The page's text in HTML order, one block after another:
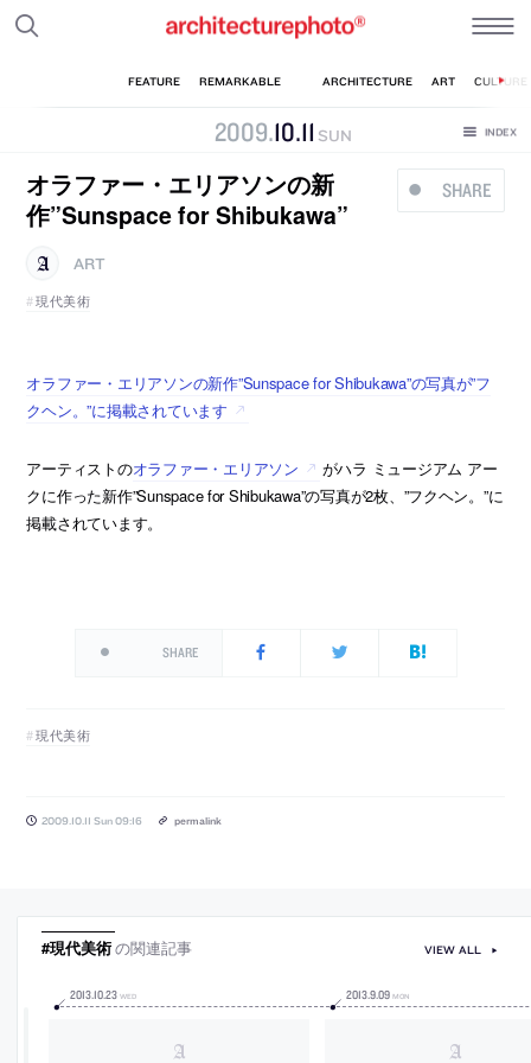
2009.10.11 SUN
SHARE
オラファー・エリアソンの新
作”Sunspace for Shibukawa”
ART
現代美術
オラファー・エリアソンの新作”Sunspace for Shibukawa”の写真が”フ
クヘン。”に掲載されています
アーティストのオラファー・エリアソン
がハラ ミュージアム アー
クに作った新作”Sunspace for Shibukawa”の写真が2枚、”フクヘン。”に
掲載されています。
SHARE
現代美術
2009.10.11 Sun 09:16 permalink
#現代美術の関連記事
2013.10.23 WED 2013.9.09 MON
VIEW ALL